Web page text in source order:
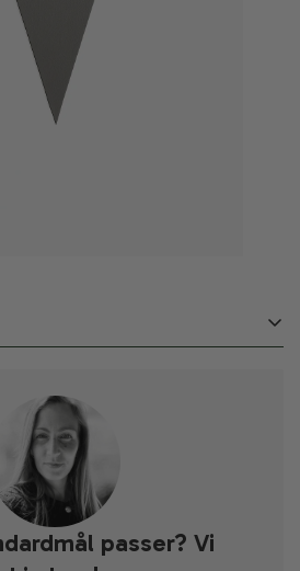
alle hverdage indenfor 3-10
bestilling på webshoppen.
afhængig af ferie,
og ordrens størrelse.
ved en pakkepost og 299 kr. ved
passer? Vi